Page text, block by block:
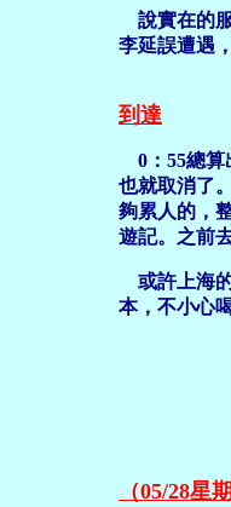
說實在的
李延誤遭遇
到達
0：55總算
也就取消了
夠累人的，
遊記。之前
或許上海
本，不小心
（05/28星